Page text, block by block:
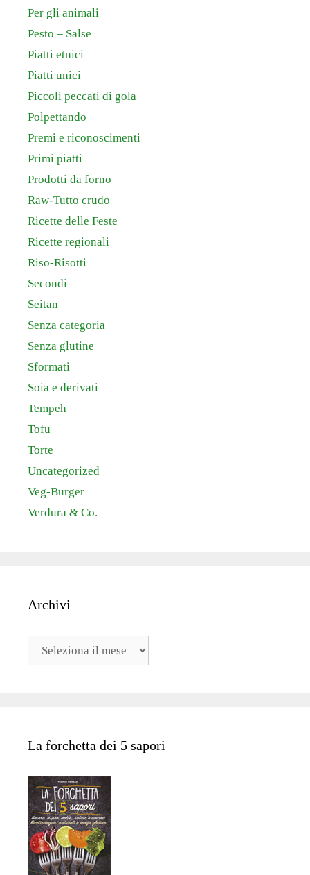
Per gli animali
Pesto – Salse
Piatti etnici
Piatti unici
Piccoli peccati di gola
Polpettando
Premi e riconoscimenti
Primi piatti
Prodotti da forno
Raw-Tutto crudo
Ricette delle Feste
Ricette regionali
Riso-Risotti
Secondi
Seitan
Senza categoria
Senza glutine
Sformati
Soia e derivati
Tempeh
Tofu
Torte
Uncategorized
Veg-Burger
Verdura & Co.
Archivi
Archivi
La forchetta dei 5 sapori